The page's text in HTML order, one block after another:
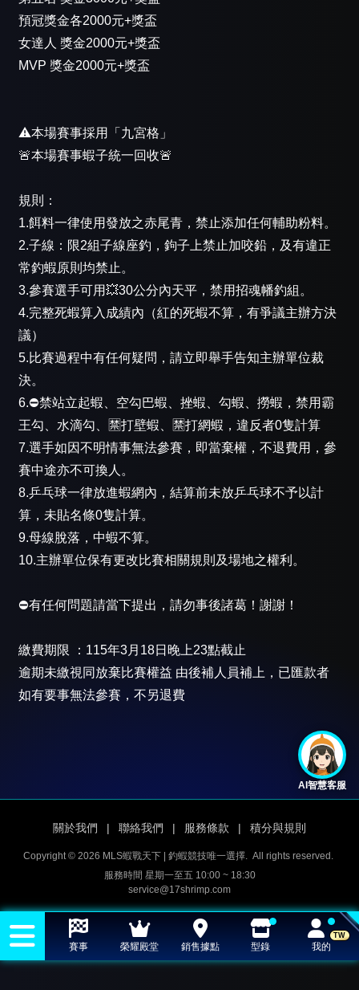
預冠獎金各2000元+獎盃
女達人 獎金2000元+獎盃
MVP 獎金2000元+獎盃
⚠️本場賽事採用「九宮格」
🚨本場賽事蝦子統一回收🚨
規則：
1.餌料一律使用發放之赤尾青，禁止添加任何輔助粉料。
2.子線：限2組子線座釣，鉤子上禁止加咬鉛，及有違正
常釣蝦原則均禁止。
3.參賽選手可用💥30公分內天平，禁用招魂幡釣組。
4.完整死蝦算入成績內（紅的死蝦不算，有爭議主辦方決
議）
5.比賽過程中有任何疑問，請立即舉手告知主辦單位裁
決。
6.⛔禁站立起蝦、空勾巴蝦、挫蝦、勾蝦、撈蝦，禁用霸
王勾、水滴勾、🈲️打壁蝦、🈲️打網蝦，違反者0隻計算
7.選手如因不明情事無法參賽，即當棄權，不退費用，參
賽中途亦不可換人。
8.乒乓球一律放進蝦網內，結算前未放乒乓球不予以計
算，未貼名條0隻計算。
9.母線脫落，中蝦不算。
10.主辦單位保有更改比賽相關規則及場地之權利。
⛔️有任何問題請當下提出，請勿事後諸葛！謝謝！
繳費期限 ：115年3月18日晚上23點截止
逾期未繳視同放棄比賽權益 由後補人員補上，已匯款者
如有要事無法參賽，不另退費
AI智慧客服
關於我們 | 聯絡我們 | 服務條款 | 積分與規則
Copyright © 2026 MLS蝦戰天下 | 釣蝦競技唯一選擇. All rights reserved.
服務時間 星期一至五 10:00 ~ 18:30
service@17shrimp.com
賽事 榮耀殿堂 銷售據點 型錄
TW
我的